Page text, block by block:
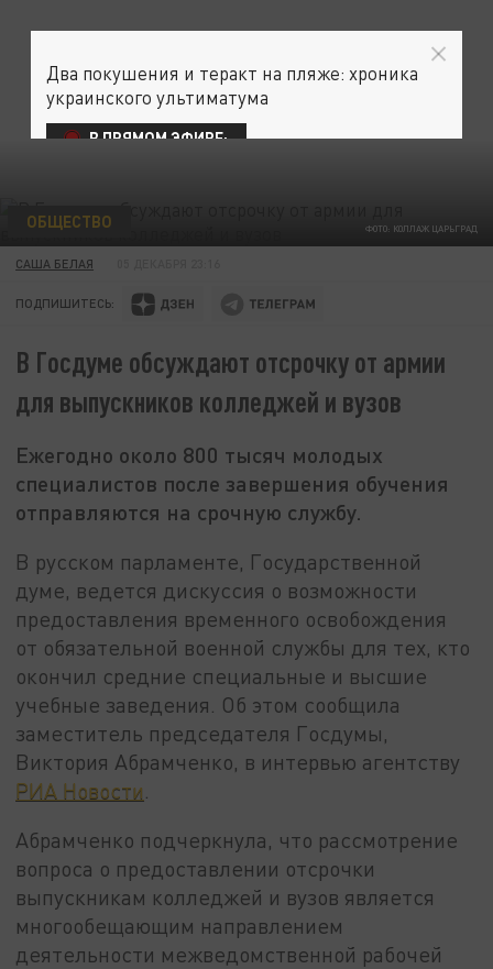
ФОТО: КОЛЛАЖ ЦАРЬГРАД
ОБЩЕСТВО
САША БЕЛАЯ
ПОДПИШИТЕСЬ:
В Госдуме обсуждают отсрочку от армии
для выпускников колледжей и вузов
Ежегодно около 800 тысяч молодых
специалистов после завершения обучения
отправляются на срочную службу.
В русском парламенте, Государственной
думе, ведется дискуссия о возможности
предоставления временного освобождения
от обязательной военной службы для тех, кто
окончил средние специальные и высшие
учебные заведения. Об этом сообщила
заместитель председателя Госдумы,
Виктория Абрамченко, в интервью агентству
РИА Новости
Абрамченко подчеркнула, что рассмотрение
вопроса о предоставлении отсрочки
выпускникам колледжей и вузов является
многообещающим направлением
деятельности межведомственной рабочей
Два покушения и теракт на пляже: хроника
украинского ультиматума
В ПРЯМОМ ЭФИРЕ: